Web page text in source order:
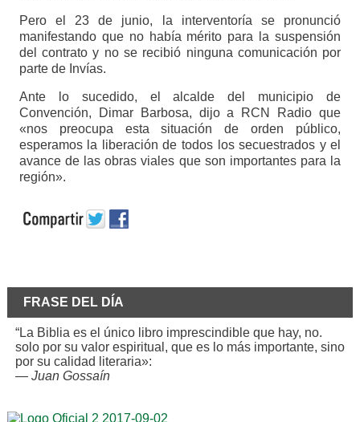
Pero el 23 de junio, la interventoría se pronunció
manifestando que no había mérito para la suspensión
del contrato y no se recibió ninguna comunicación por
parte de Invías.
Ante lo sucedido, el alcalde del municipio de
Convención, Dimar Barbosa, dijo a RCN Radio que
«nos preocupa esta situación de orden público,
esperamos la liberación de todos los secuestrados y el
avance de las obras viales que son importantes para la
región».
FRASE DEL DÍA
“La Biblia es el único libro imprescindible que hay, no.
solo por su valor espiritual, que es lo más importante, sino
por su calidad literaria»:
— Juan Gossaín